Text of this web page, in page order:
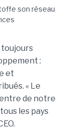
toujours
:
et
« Le
de notre
les pays